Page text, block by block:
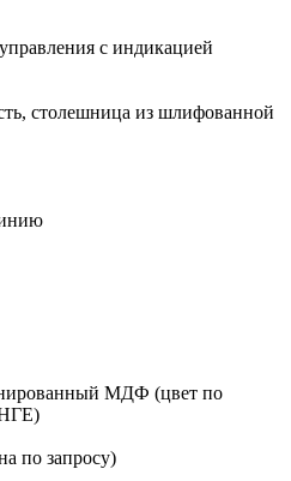
с индикацией
столешница из шлифованной
МДФ (цвет по
по запросу)